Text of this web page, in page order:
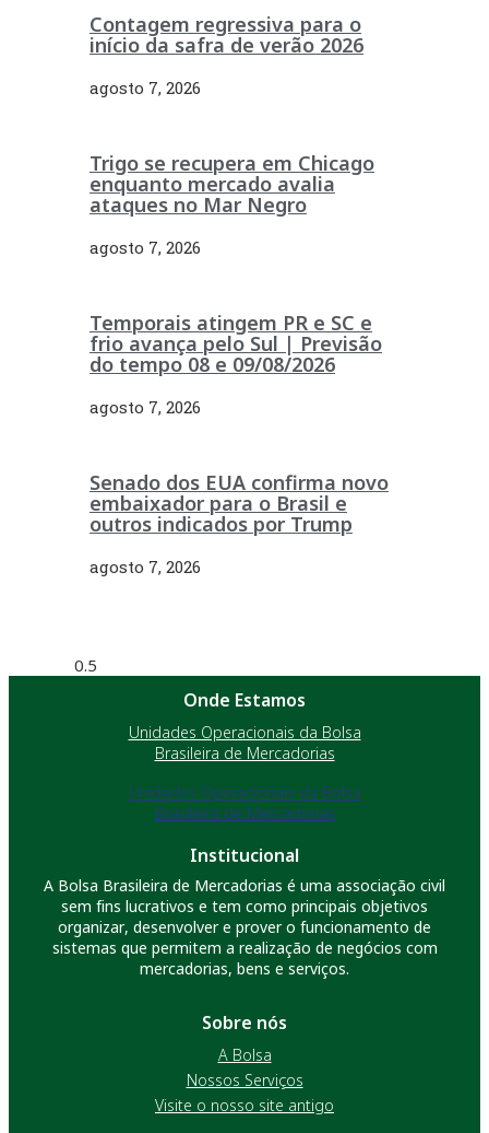
Contagem regressiva para o
início da safra de verão 2026
agosto 7, 2026
Trigo se recupera em Chicago
enquanto mercado avalia
ataques no Mar Negro
agosto 7, 2026
Temporais atingem PR e SC e
frio avança pelo Sul | Previsão
do tempo 08 e 09/08/2026
agosto 7, 2026
Senado dos EUA confirma novo
embaixador para o Brasil e
outros indicados por Trump
agosto 7, 2026
Onde Estamos
Unidades Operacionais da Bolsa
Brasileira de Mercadorias
Unidades Operacionais da Bolsa
Brasileira de Mercadorias
Institucional
A Bolsa Brasileira de Mercadorias é uma associação civil
sem fins lucrativos e tem como principais objetivos
organizar, desenvolver e prover o funcionamento de
sistemas que permitem a realização de negócios com
mercadorias, bens e serviços.
Sobre nós
A Bolsa
Nossos Serviços
Visite o nosso site antigo